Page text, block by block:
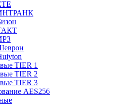
TIER 1
TIER 2
TIER 3
AES256